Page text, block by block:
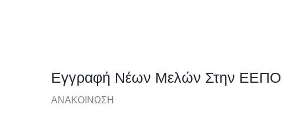
Εγγραφή Νέων Μελών Στην ΕΕΠΟ
ΑΝΑΚΟΙΝΩΣΗ